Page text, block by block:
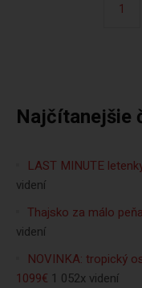
1
Najčítanejšie
LAST MINUTE
videní
Thajsko za málo
videní
NOVINKA: tropický
1099€ 1 052x videní